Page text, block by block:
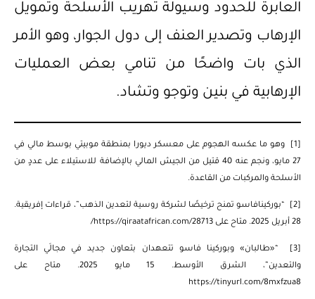
العابرة للحدود وسيولة تهريب الأسلحة وتمويل
الإرهاب وتصدير العنف إلى دول الجوار، وهو الأمر
الذي بات واضحًا من تنامي بعض العمليات
الإرهابية في بنين وتوجو وتشاد.
[1]
وهو ما عكسه الهجوم على معسكر ديورا بمنطقة موبيتي بوسط مالي في
27 مايو، ونجم عنه 40 قتيل من الجيش المالي بالإضافة للاستيلاء على عددٍ من
الأسلحة والمركبات من القاعدة.
[2]
“بوركينافاسو تمنح ترخيصًا لشركة روسية لتعدين الذهب”، قراءات إفريقية.
28 أبريل 2025. متاح على
https://qiraatafrican.com/28713/
[3]
“«طالبان» وبوركينا فاسو تتعهدان بتعاون جديد في مجالَي التجارة
والتعدين”، الشرق الأوسط. 15 مايو 2025. متاح على
https://tinyurl.com/8mxfzua8